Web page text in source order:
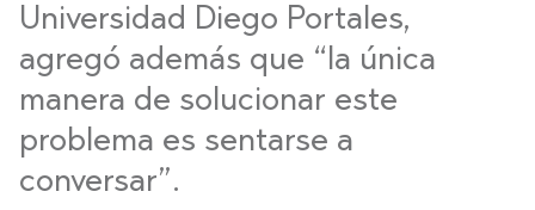
Universidad Diego Portales,
agregó además que “la única
manera de solucionar este
problema es sentarse a
conversar”.